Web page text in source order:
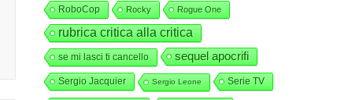
RoboCop Rocky Rogue One
rubrica critica alla critica
se mi lasci ti cancello sequel apocrifi
Sergio Jacquier Sergio Leone Serie TV